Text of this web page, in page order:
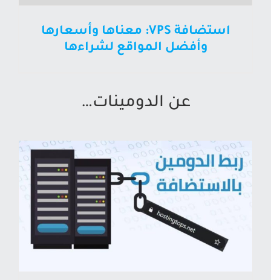
استضافة VPS: معناها وأسعارها
وأفضل المواقع لشراءها
عن الدومينات…